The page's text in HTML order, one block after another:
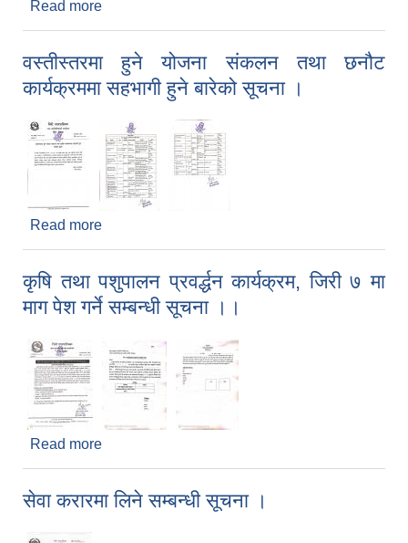
Read more
वस्तीस्तरमा हुने योजना संकलन तथा छनौट
कार्यक्रममा सहभागी हुने बारेको सूचना ।
Read more
कृषि तथा पशुपालन प्रवर्द्धन कार्यक्रम, जिरी ७ मा
माग पेश गर्ने सम्बन्धी सूचना ।।
Read more
सेवा करारमा लिने सम्बन्धी सूचना ।